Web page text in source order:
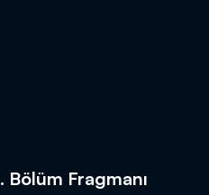
Fragmanı